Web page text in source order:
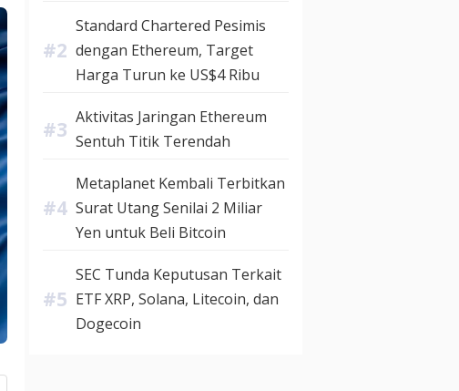
Standard Chartered Pesimis
dengan Ethereum, Target
Harga Turun ke US$4 Ribu
Aktivitas Jaringan Ethereum
Sentuh Titik Terendah
Metaplanet Kembali Terbitkan
Surat Utang Senilai 2 Miliar
Yen untuk Beli Bitcoin
SEC Tunda Keputusan Terkait
ETF XRP, Solana, Litecoin, dan
Dogecoin